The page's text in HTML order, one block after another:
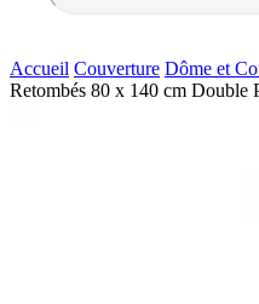
Accueil Couverture Dôme et
Retombés 80 x 140 cm Double